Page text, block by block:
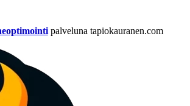
palveluna tapiokauranen.com